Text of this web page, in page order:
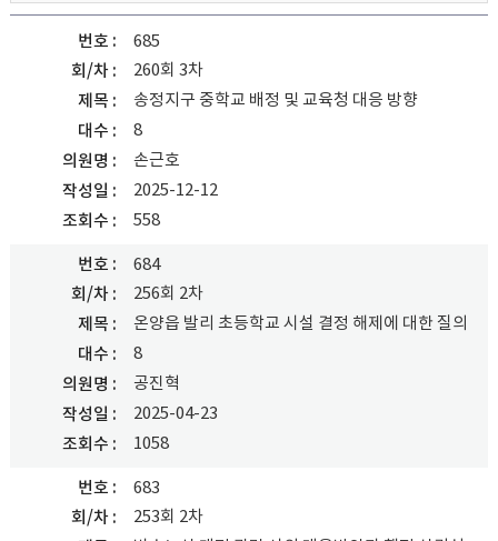
번호
685
회/차
260회 3차
제목
송정지구 중학교 배정 및 교육청 대응 방향
대수
8
의원명
손근호
작성일
2025-12-12
조회수
558
번호
684
회/차
256회 2차
제목
온양읍 발리 초등학교 시설 결정 해제에 대한 질의
대수
8
의원명
공진혁
작성일
2025-04-23
조회수
1058
번호
683
회/차
253회 2차